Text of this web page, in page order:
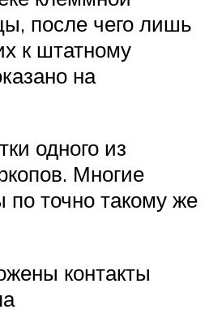
после чего лишь
к штатному
на
одного из
Многие
по точно такому же
контакты